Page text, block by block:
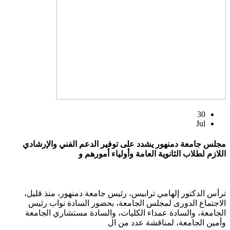
30
Jul
مجلس جامعة دمنهور يشدد على توفير الدعم الفني والإرشادي
اللازم لطلاب الثانوية العامة وأولياء أمورهم و
ترأس الدكتور إلهامي ترابيس، رئيس جامعة دمنهور، منذ قليل،
الاجتماع الدورى لمجلس الجامعة، بحضور السادة نواب رئيس
الجامعة، والسادة عمداء الكليات، والسادة مستشاري الجامعة
وأمين الجامعة، لمناقشة عدد من ال